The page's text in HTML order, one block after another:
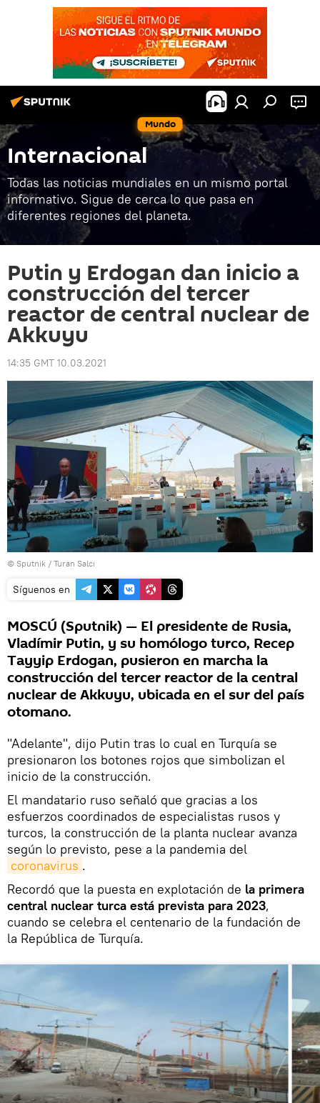
Mundo
Internacional
Todas las noticias mundiales en un mismo portal
informativo. Sigue de cerca lo que pasa en
diferentes regiones del planeta.
Putin y Erdogan dan inicio a
construcción del tercer
reactor de central nuclear de
Akkuyu
14:35 GMT 10.03.2021
© Sputnik / Turan Salcı
Síguenos en
MOSCÚ (Sputnik) — El presidente de Rusia,
Vladímir Putin, y su homólogo turco, Recep
Tayyip Erdogan, pusieron en marcha la
construcción del tercer reactor de la central
nuclear de Akkuyu, ubicada en el sur del país
otomano.
"Adelante", dijo Putin tras lo cual en Turquía se
presionaron los botones rojos que simbolizan el
inicio de la construcción.
El mandatario ruso señaló que gracias a los
esfuerzos coordinados de especialistas rusos y
turcos, la construcción de la planta nuclear avanza
según lo previsto, pese a la pandemia del
coronavirus .
Recordó que la puesta en explotación de la primera
central nuclear turca está prevista para 2023,
cuando se celebra el centenario de la fundación de
la República de Turquía.